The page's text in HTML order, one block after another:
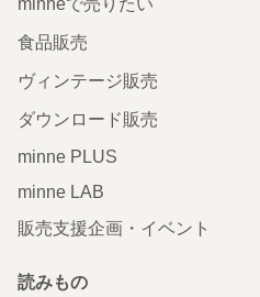
食品販売
ヴィンテージ販売
ダウンロード販売
minne PLUS
minne LAB
販売支援企画・イベント
読みもの